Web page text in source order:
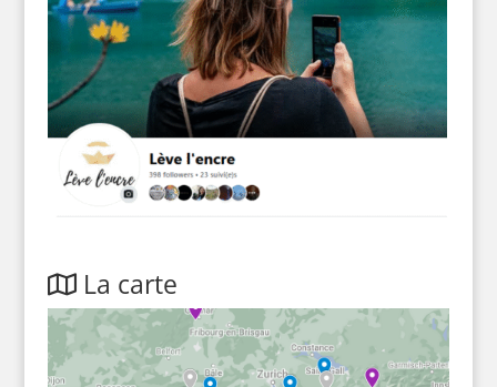
La carte